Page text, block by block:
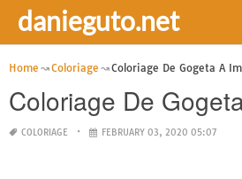
danieguto.net
Home Coloriage Coloriage De Gogeta A
Coloriage De
COLORIAGE FEBRUARY 03, 2020 05:07